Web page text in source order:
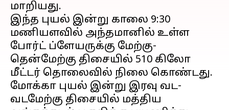
மாறியது.
இந்த புயல் இன்று காலை 9:30
மணியளவில் அந்தமானில் உள்ள
போர்ட் ப்ளேயருக்கு மேற்கு-
தென்மேற்கு திசையில் 510 கிலோ
மீட்டர் தொலைவில் நிலை கொண்டது.
மோக்கா புயல் இன்று இரவு வட-
வடமேற்கு திசையில் மத்திய